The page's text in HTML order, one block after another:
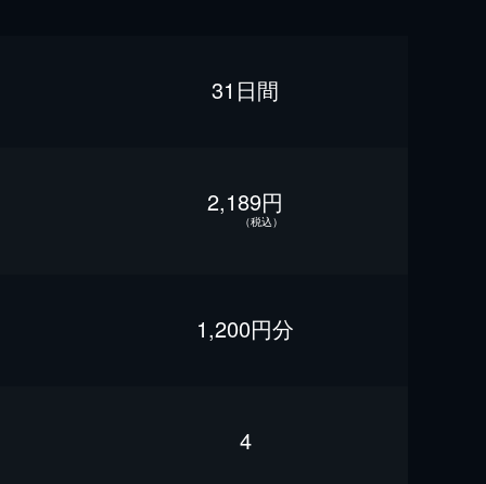
31日間
2,189円
（税込）
1,200円分
4